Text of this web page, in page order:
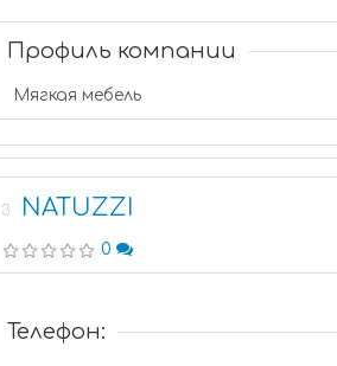
Профиль компании
Мягкая мебель
3 NATUZZI
0
Телефон: